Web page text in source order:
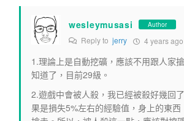
wesleymusasi Author
Reply to jerry 4 years ago
1.理論上是自動挖礦，應該不用跟人家
知道了，目前29級。
2.遊戲中會被人殺，我已經被殺好幾回
果是損失5%左右的經驗值，身上的東西